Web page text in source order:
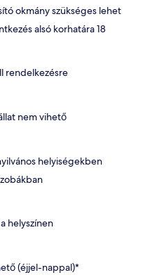
okmány szükséges lehet
alsó korhatára 18
rendelkezésre
nem vihető
helyiségekben
helyszínen
(éjjel-nappal)*